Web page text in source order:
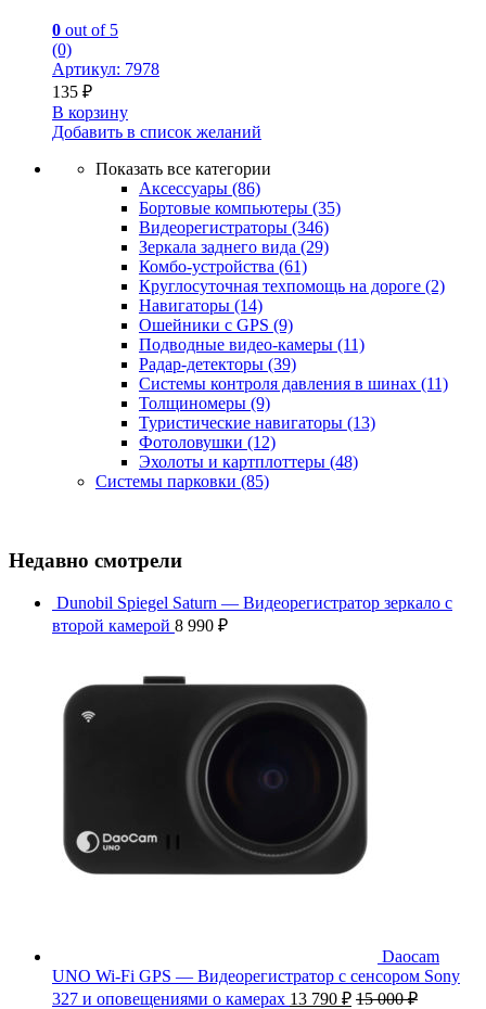
0 out of 5
(0)
Артикул: 7978
135 ₽
В корзину
Добавить в список желаний
Показать все категории
Аксессуары (86)
Бортовые компьютеры (35)
Видеорегистраторы (346)
Зеркала заднего вида (29)
Комбо-устройства (61)
Круглосуточная техпомощь на дороге (2)
Навигаторы (14)
Ошейники с GPS (9)
Подводные видео-камеры (11)
Радар-детекторы (39)
Системы контроля давления в шинах (11)
Толщиномеры (9)
Туристические навигаторы (13)
Фотоловушки (12)
Эхолоты и картплоттеры (48)
Системы парковки (85)
Недавно смотрели
Dunobil Spiegel Saturn — Видеорегистратор зеркало с
второй камерой 8 990 ₽
Daocam
UNO Wi-Fi GPS — Видеорегистратор с сенсором Sony
327 и оповещениями о камерах 13 790 ₽ 15 000₽